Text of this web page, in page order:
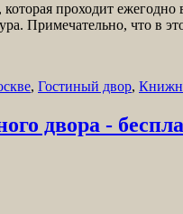
проходит ежегодно
Примечательно, что в
, Гостиный двор,
двора -